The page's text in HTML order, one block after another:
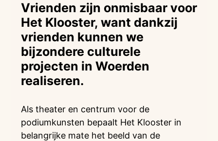
Vrienden zijn onmisbaar voor
Het Klooster, want dankzij
vrienden kunnen we
bijzondere culturele
projecten in Woerden
realiseren.
Als theater en centrum voor de
podiumkunsten bepaalt Het Klooster in
belangrijke mate het beeld van de